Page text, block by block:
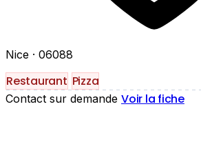
Nice · 06088
Restaurant Pizza
Contact sur demande Voir la fiche